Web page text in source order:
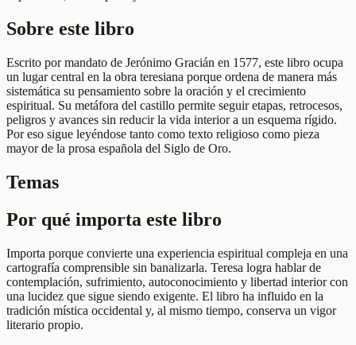
Sobre este libro
Escrito por mandato de Jerónimo Gracián en 1577, este libro ocupa
un lugar central en la obra teresiana porque ordena de manera más
sistemática su pensamiento sobre la oración y el crecimiento
espiritual. Su metáfora del castillo permite seguir etapas, retrocesos,
peligros y avances sin reducir la vida interior a un esquema rígido.
Por eso sigue leyéndose tanto como texto religioso como pieza
mayor de la prosa española del Siglo de Oro.
Temas
Por qué importa este libro
Importa porque convierte una experiencia espiritual compleja en una
cartografía comprensible sin banalizarla. Teresa logra hablar de
contemplación, sufrimiento, autoconocimiento y libertad interior con
una lucidez que sigue siendo exigente. El libro ha influido en la
tradición mística occidental y, al mismo tiempo, conserva un vigor
literario propio.